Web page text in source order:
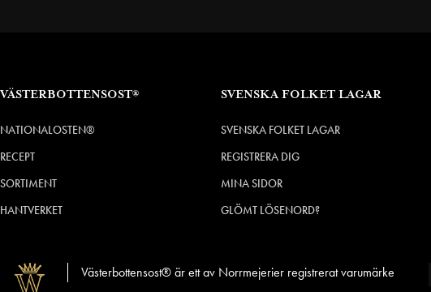
VÄSTERBOTTENSOST®
NATIONALOSTEN®
RECEPT
SORTIMENT
HANTVERKET
SVENSKA FOLKET LAGAR
SVENSKA FOLKET LAGAR
REGISTRERA DIG
MINA SIDOR
GLÖMT LÖSENORD?
Västerbottensost® är ett av Norrmejerier registrerat varumärke